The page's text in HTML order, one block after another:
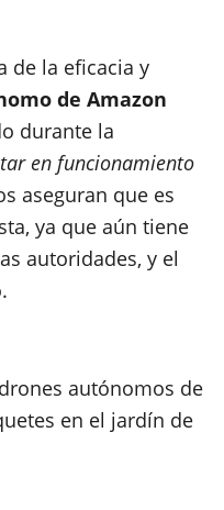
de la eficacia y
de Amazon
durante la
en funcionamiento
aseguran que es
ya que aún tiene
autoridades, y el
autónomos de
en el jardín de